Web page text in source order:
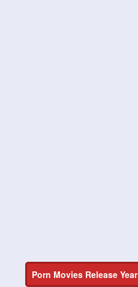
Porn Movies Release Year